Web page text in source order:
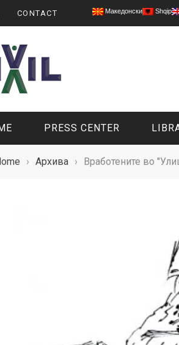
CONTACT Македонски Shqip
PRESS CENTER
› Архива › Вработените во